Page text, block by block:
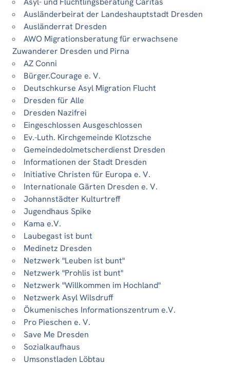
Ausländerbeirat der Landeshauptstadt Dresden
Ausländerrat Dresden
AWO Migrationsberatung für erwachsene
Zuwanderer Dresden und Pirna
AZ Conni
Bürger.Courage e. V.
Deutschkurse Asyl Migration Flucht
Dresden für Alle
Dresden Nazifrei
Eingeschlossen Ausgeschlossen
Ev.-Luth. Kirchgemeinde Klotzsche
Gemeindedolmetscherdienst Dresden
Informationen der Stadt Dresden
Initiative Christen für Europa e. V.
Internationale Gärten Dresden e. V.
Johannstädter Kulturtreff
Jugendhaus Spike
Kama e.V.
Laubegast ist bunt
Medinetz Dresden
Netzwerk "Leuben ist bunt"
Netzwerk "Prohlis ist bunt"
Netzwerk "Willkommen im Hochland"
Netzwerk Asyl Wilsdruff
Ökumenisches Informationszentrum e.V.
Pro Pieschen e. V.
Save Me Dresden
Sozialkaufhaus
Umsonstladen Löbtau